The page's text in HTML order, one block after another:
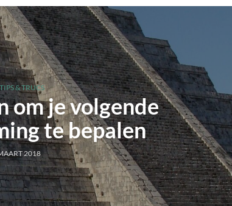
& TRUCS
om je volgende
te bepalen
2018